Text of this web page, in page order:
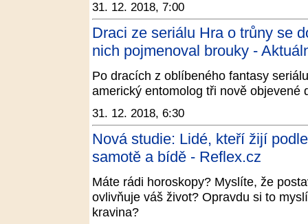
31. 12. 2018, 7:00
Draci ze seriálu Hra o trůny se
nich pojmenoval brouky -
Po dracích z oblíbeného fantasy
americký entomolog tři nově objevené
31. 12. 2018, 6:30
Nová studie: Lidé, kteří žijí
samotě a bídě - Reflex.cz
Máte rádi horoskopy? Myslíte, že
ovlivňuje váš život? Opravdu si to
kravina?